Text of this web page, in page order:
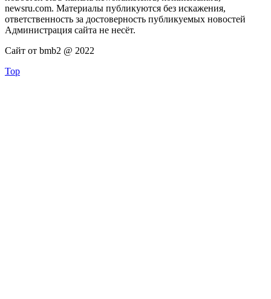
newsru.com. Материалы публикуются без искажения,
ответственность за достоверность публикуемых новостей
Администрация сайта не несёт.
Сайт от bmb2 @ 2022
Top